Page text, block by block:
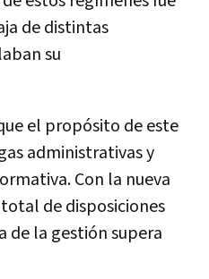
de distintas
su
el propósito de este
administrativas y
Con la nueva
de disposiciones
de la gestión supera